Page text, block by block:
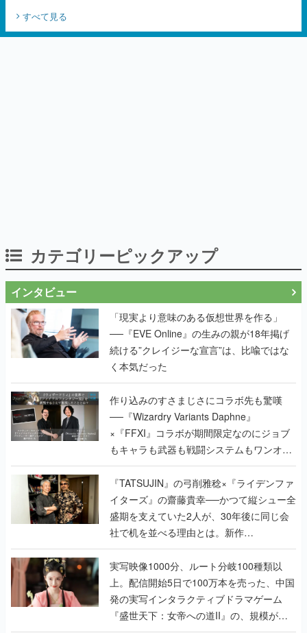
すべて見る
カテゴリーピックアップ
インタビュー
「現実より意味のある仮想世界を作る」
──『EVE Online』の生みの親が18年掲げ
続ける”クレイジーな宣言”は、比喩ではな
く本気だった
作り込みのすさまじさにコラボ先も驚嘆
──『Wizardry Variants Daphne』
×『FFXI』コラボが期間限定なのにジョブ
もキャラも武器も戦闘システムもワンオフ
で作り込まれた理由を両ディレクターに聞
く
『TATSUJIN』の弓削雅稔×『ライデンファ
イターズ』の齋藤貴幸──かつて縦シュー全
盛期を支えていた2人が、30年後に同じ会
社で机を並べる理由とは。新作
『TATSUJIN EXTREME』で初タッグを組
んだレジェンド2人に訊く開発秘話
実写映像1000分、ルート分岐100種類以
上。配信開始5日で100万本を売った、中国
発の実写インタラクティブドラマゲーム
『盛世天下：女帝への道II』の、規模が違